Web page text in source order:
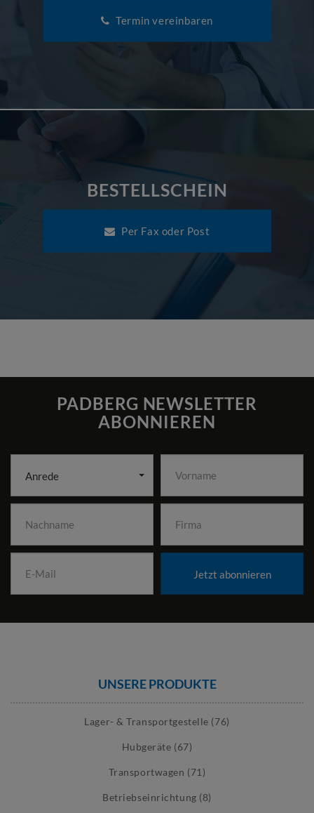
Termin vereinbaren
BESTELLSCHEIN
Per Fax oder Post
PADBERG NEWSLETTER
ABONNIEREN
Anrede
Jetzt abonnieren
UNSERE PRODUKTE
Lager- & Transportgestelle (76)
Hubgeräte (67)
Transportwagen (71)
Betriebseinrichtung (8)